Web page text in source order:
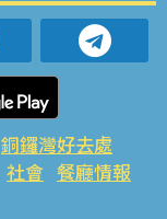
銅鑼灣好去處
社會 餐廳情報